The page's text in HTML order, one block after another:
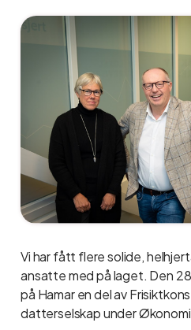
Vi har fått flere solide,
ansatte med på laget. Den
på Hamar en del av
datterselskap under